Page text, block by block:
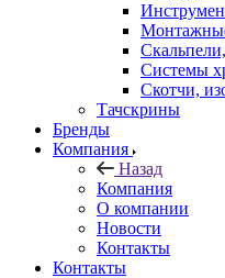
Системы
Скотчи,
Тачскрины
Бренды
Компания
Назад
Компания
О компании
Новости
Контакты
Контакты